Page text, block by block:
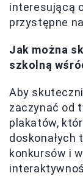
interesującą
przystępne
Jak można
szkolną
Aby
zaczynać od
plakatów,
doskonałych
konkursów i